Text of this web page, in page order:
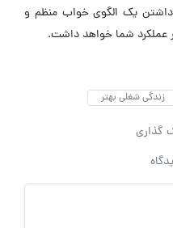
داشتن یک الگوی خواب منظم و
عملکرد شما خواهد داشت.
زندگی شغلی بهتر
گذاری